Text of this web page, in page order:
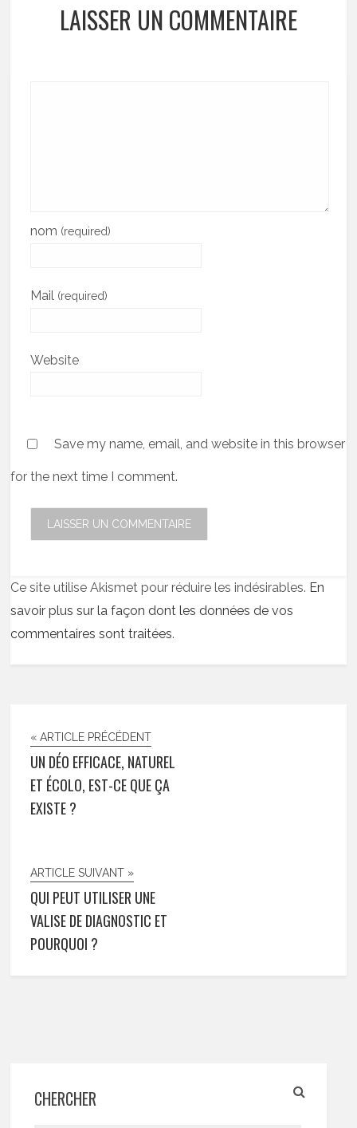
LAISSER UN COMMENTAIRE
nom (required)
Mail (required)
Website
Save my name, email, and website in this browser
for the next time I comment.
Ce site utilise Akismet pour réduire les indésirables. En
savoir plus sur la façon dont les données de vos
commentaires sont traitées.
« ARTICLE PRÉCÉDENT
UN DÉO EFFICACE, NATUREL
ET ÉCOLO, EST-CE QUE ÇA
EXISTE ?
ARTICLE SUIVANT »
QUI PEUT UTILISER UNE
VALISE DE DIAGNOSTIC ET
POURQUOI ?
CHERCHER